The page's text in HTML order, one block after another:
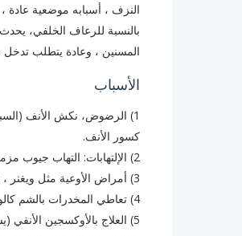
النزف ، أسبابه موضعية عادة
بالنسبة للرعاف الخلفي،
المسنين ، وعادة يتطلب
الأسباب
1) الرضوض، نكش الأنف
كسور الأنف.
2) الإلتهابات: التهاب جيوب مزمن ، التهاب أنف تحسسي.
3) أمراض الأوعية مثل ويغنر ، داء توسع الشعريات النزفي الوراثي.
4) تعاطي المخدرات بالشم كالوكائين (يقبض الأوعية )
5) العلاج بالأوكسجين الأنفي (يسبب جفاف المخاطية)